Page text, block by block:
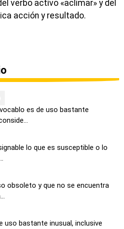
verbo activo «aclimar» y del
acción y resultado.
es de uso bastante
lo que es susceptible o lo
obsoleto y que no se encuentra
uso bastante inusual, inclusive